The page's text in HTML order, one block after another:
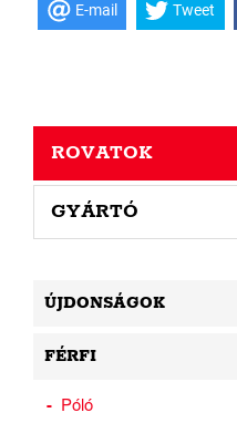
E-mail Tweet
ROVATOK
GYÁRTÓ
ÚJDONSÁGOK
FÉRFI
Póló